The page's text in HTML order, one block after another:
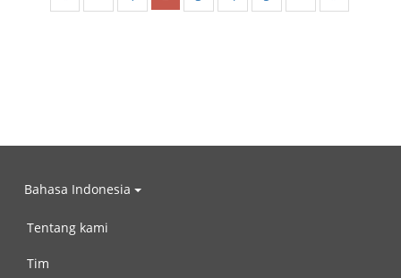
Bahasa Indonesia
Tentang kami
Tim